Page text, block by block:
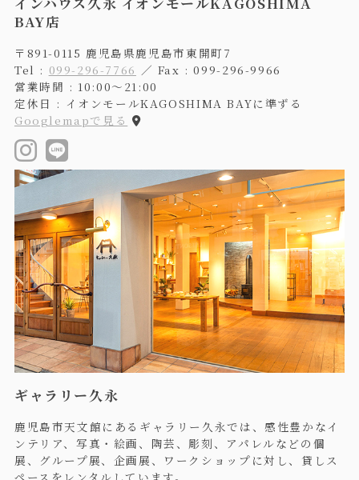
BAY店
〒891-0115 鹿児島県鹿児島市東開町7
Tel : 099-296-7766 ／ Fax : 099-296-9966
営業時間 : 10:00〜21:00
定休日 : イオンモールKAGOSHIMA BAYに準ずる
Googlemapで見る
ギャラリー久永
鹿児島市天文館にあるギャラリー久永では、感性豊かなイ
ンテリア、写真・絵画、陶芸、彫刻、アパレルなどの個
展、グループ展、企画展、ワークショップに対し、貸しス
ペースをレンタルしています。